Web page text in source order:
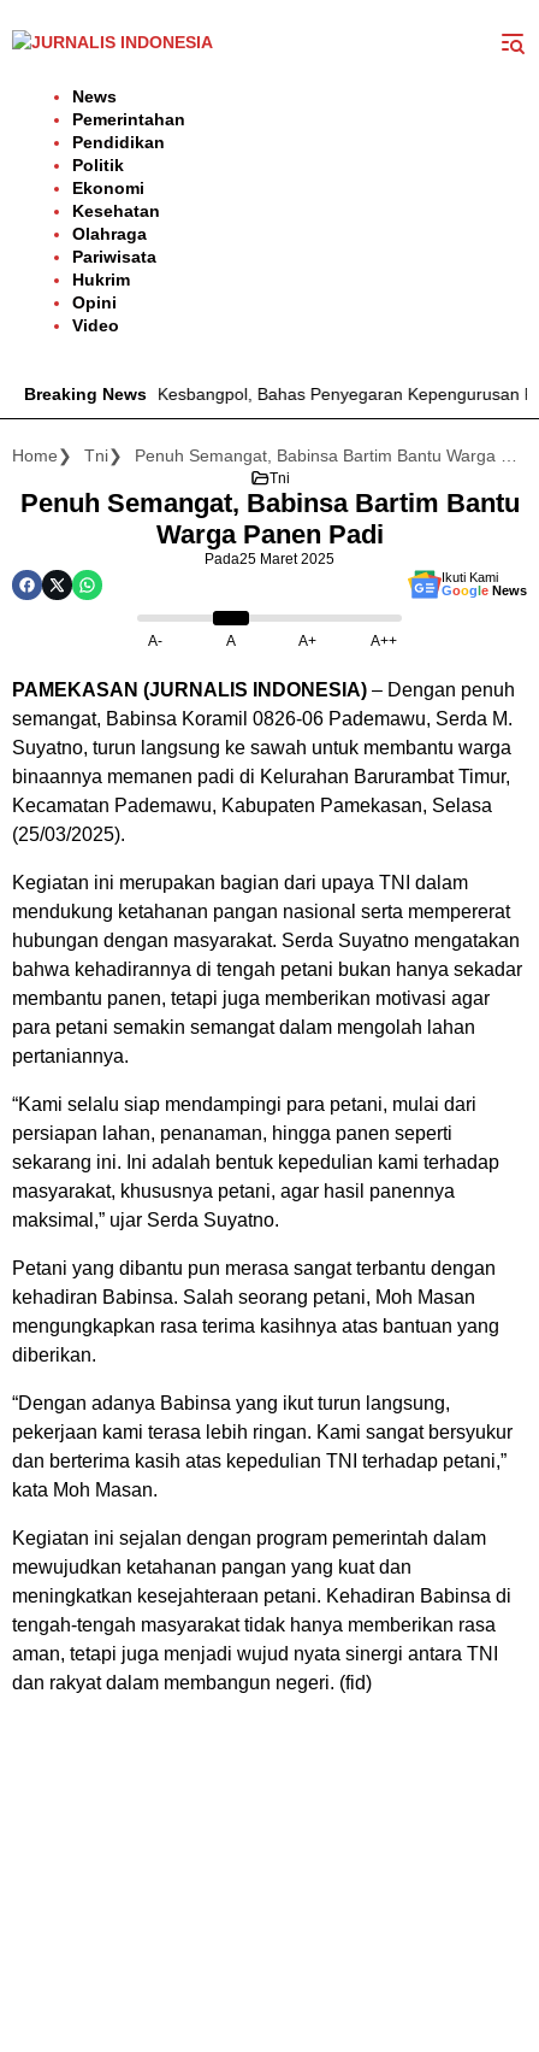
ke
News
Pemerintahan
Pendidikan
Politik
Ekonomi
Kesehatan
Olahraga
Pariwisata
Hukrim
Opini
Video
Breaking News
Temui Kesbangpol, Bahas Penyegaran Kepengurusan Periode
Home Tni
Tni
Penuh Semangat, Babinsa Bartim Bantu
Warga Panen Padi
Pada25 Maret 2025
Ikuti Kami
Google News
A- A A+ A++
PAMEKASAN (JURNALIS INDONESIA) – Dengan penuh
semangat, Babinsa Koramil 0826-06 Pademawu, Serda M.
Suyatno, turun langsung ke sawah untuk membantu warga
binaannya memanen padi di Kelurahan Barurambat Timur,
Kecamatan Pademawu, Kabupaten Pamekasan, Selasa
(25/03/2025).
Kegiatan ini merupakan bagian dari upaya TNI dalam
mendukung ketahanan pangan nasional serta mempererat
hubungan dengan masyarakat. Serda Suyatno mengatakan
bahwa kehadirannya di tengah petani bukan hanya sekadar
membantu panen, tetapi juga memberikan motivasi agar
para petani semakin semangat dalam mengolah lahan
pertaniannya.
“Kami selalu siap mendampingi para petani, mulai dari
persiapan lahan, penanaman, hingga panen seperti
sekarang ini. Ini adalah bentuk kepedulian kami terhadap
masyarakat, khususnya petani, agar hasil panennya
maksimal,” ujar Serda Suyatno.
Petani yang dibantu pun merasa sangat terbantu dengan
kehadiran Babinsa. Salah seorang petani, Moh Masan
mengungkapkan rasa terima kasihnya atas bantuan yang
diberikan.
“Dengan adanya Babinsa yang ikut turun langsung,
pekerjaan kami terasa lebih ringan. Kami sangat bersyukur
dan berterima kasih atas kepedulian TNI terhadap petani,”
kata Moh Masan.
Kegiatan ini sejalan dengan program pemerintah dalam
mewujudkan ketahanan pangan yang kuat dan
meningkatkan kesejahteraan petani. Kehadiran Babinsa di
tengah-tengah masyarakat tidak hanya memberikan rasa
aman, tetapi juga menjadi wujud nyata sinergi antara TNI
dan rakyat dalam membangun negeri. (fid)